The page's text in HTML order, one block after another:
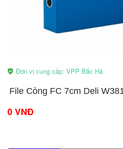
Đơn vị cung cấp: VPP Bắc Hà
​File Còng FC 7cm Deli
0 VNĐ